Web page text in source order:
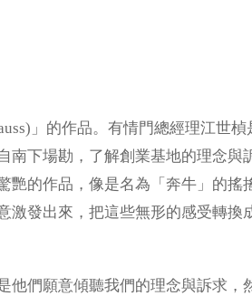
」的作品。有情門總經理江世
南下場勘，了解創業基地的理念
艷的作品，像是名為「奔牛」的
發出來，把這些無形的感受轉換
他們願意傾聽我們的理念與訴求